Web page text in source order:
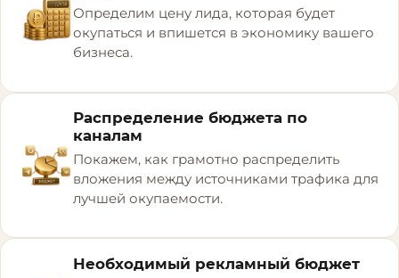
Определим цену лида, которая будет
окупаться и впишется в экономику вашего
бизнеса.
Распределение бюджета по
каналам
Покажем, как грамотно распределить
вложения между источниками трафика для
лучшей окупаемости.
Необходимый рекламный бюджет